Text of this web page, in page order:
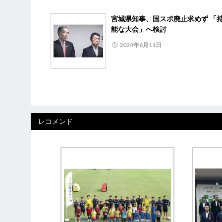
宮城県知事、国スポ廃止求めず 「
能な大会」へ検討
2024年6月11日
レコメンド